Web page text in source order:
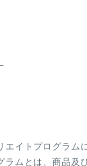
エイトプログラム
ラムとは、商品及